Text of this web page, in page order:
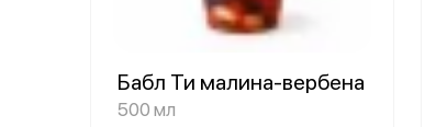
Бабл Ти малина-вербена
500 мл